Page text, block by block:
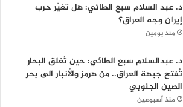
د. عبد السلام سبع الطائي: هل تغيّر حرب
إيران وجه العراق؟
منذ يومين
د. عبدالسلام سبع الطائي: حين تُغلق البحار
تُفتح جبهة العراق.. من هرمز والأنبار الى بحر
الصين الجنوبي
منذ أسبوعين